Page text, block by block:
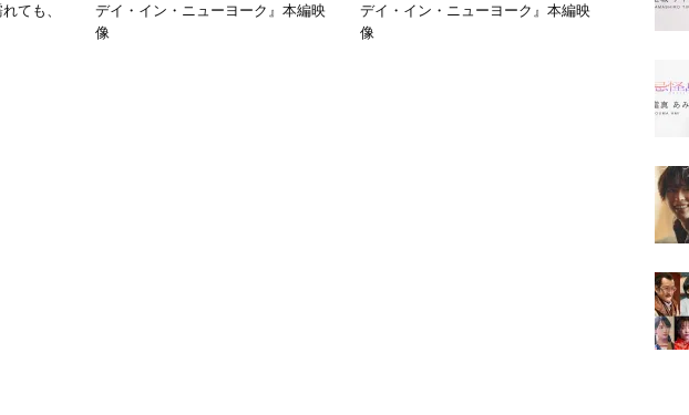
ても、
デイ・イン・ニューヨーク』本編映
像
デイ・イン・ニューヨーク』本編映
像